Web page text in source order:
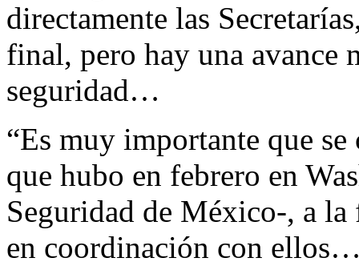
directamente las
final, pero hay una avance
seguridad…
“Es muy importante que
que hubo en febrero en
Seguridad de México-, a la
en coordinación con